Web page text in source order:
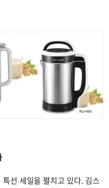
선 세일을 펼치고 있다. 김스